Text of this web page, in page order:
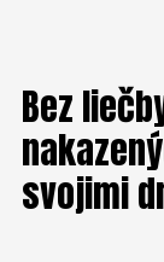
Bez
svojimi